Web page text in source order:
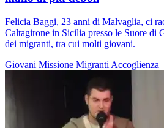
Felicia Baggi, 23 anni di Malvaglia, ci
Caltagirone in Sicilia presso le Suore di
dei migranti, tra cui molti giovani.
Giovani Missione Migranti Accoglienza